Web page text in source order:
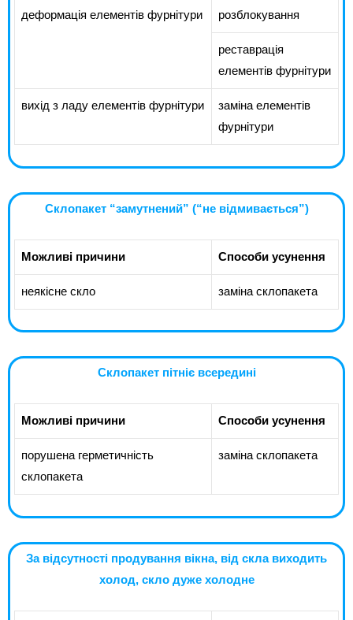
деформація елементів фурнітури розблокування
реставрація
елементів фурнітури
вихід з ладу елементів фурнітури
заміна елементів
фурнітури
Склопакет “замутнений” (“не відмивається”)
Можливі причини Способи усунення
неякісне скло заміна склопакета
Склопакет пітніє всередині
Можливі причини Способи усунення
порушена герметичність
склопакета
заміна склопакета
За відсутності продування вікна, від скла виходить
холод, скло дуже холодне